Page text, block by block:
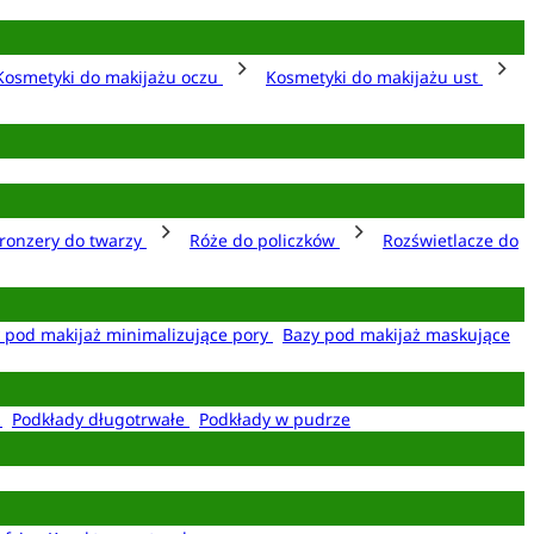
do makijażu oczu Kosmetyki do makijażu ust
do twarzy Róże do policzków Rozświetlacze do
pod makijaż minimalizujące pory Bazy pod makijaż maskujące
Podkłady długotrwałe Podkłady w pudrze